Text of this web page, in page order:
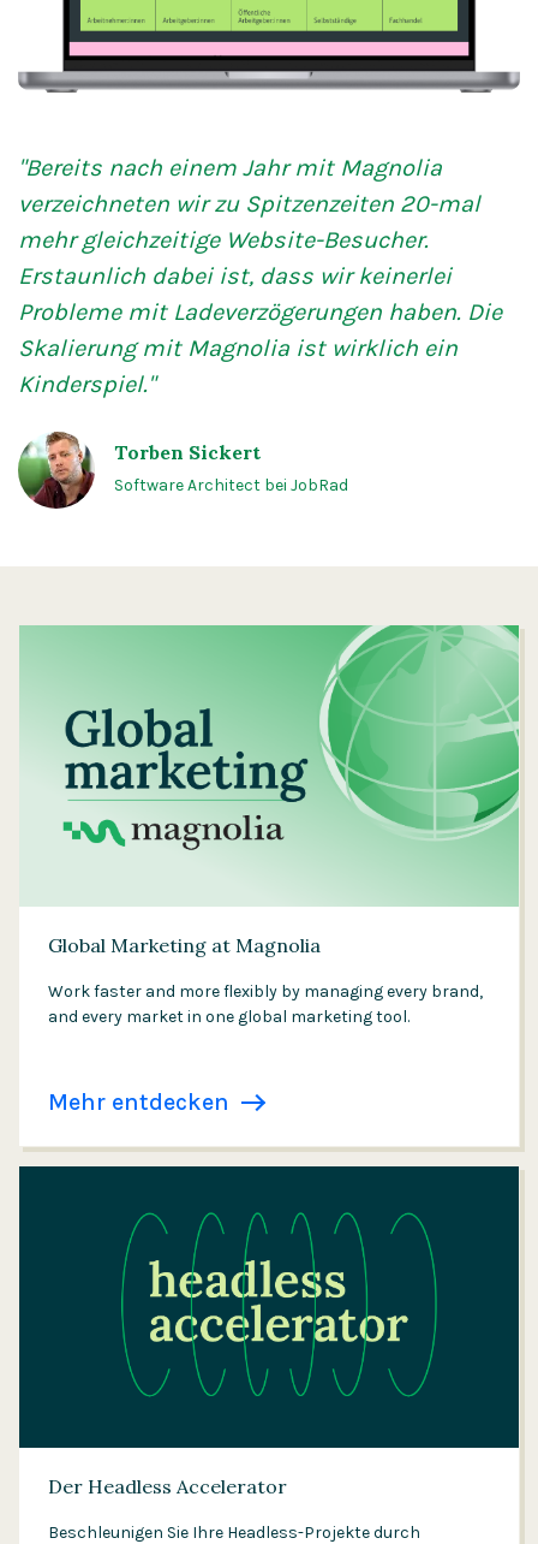
"Bereits nach einem Jahr mit Magnolia
verzeichneten wir zu Spitzenzeiten 20-mal
mehr gleichzeitigeWebsite-Besucher.
Erstaunlich dabei ist, dass wirkeinerlei
Probleme mit Ladeverzögerungen haben. Die
Skalierung mit Magnolia ist wirklich ein
Kinderspiel."
Torben Sickert
Software Architect bei JobRad
Global Marketing at Magnolia
Work faster and more flexibly by managing every brand,
and every market in one global marketing tool.
Mehr entdecken
Der Headless Accelerator
Beschleunigen Sie Ihre Headless-Projekte durch